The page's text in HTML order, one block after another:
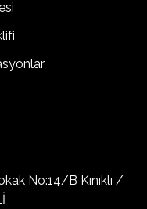
No:14/B Kınıklı /